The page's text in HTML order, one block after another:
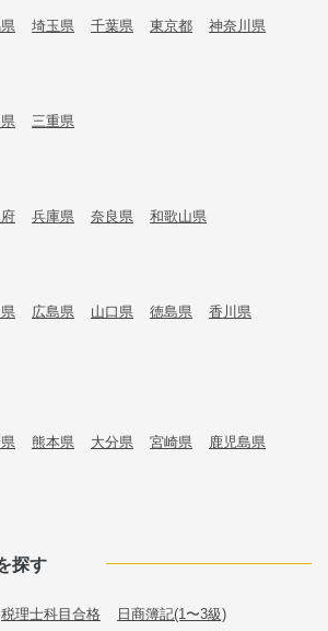
埼玉県 千葉県 東京都 神奈川県
三重県
兵庫県 奈良県 和歌山県
広島県 山口県 徳島県 香川県
熊本県 大分県 宮崎県 鹿児島県
探す
税理士科目合格 日商簿記(1〜3級)